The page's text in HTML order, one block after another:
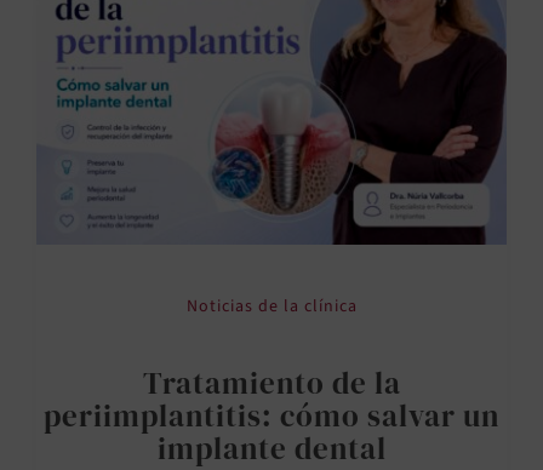
Noticias de la clínica
Tratamiento de la
periimplantitis: cómo salvar un
implante dental